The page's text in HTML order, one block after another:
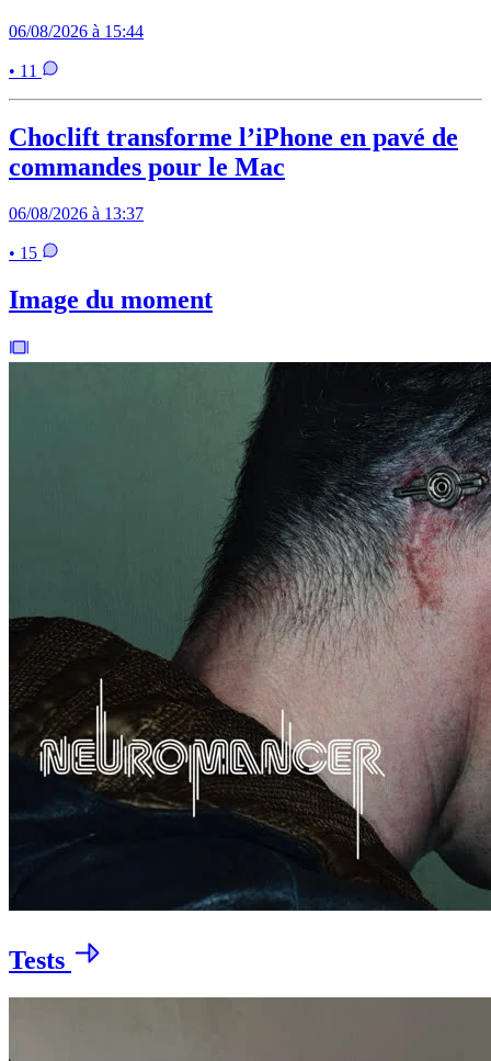
06/08/2026 à 15:44
• 11
Choclift transforme l’iPhone en pavé de
commandes pour le Mac
06/08/2026 à 13:37
• 15
Image du moment
Tests